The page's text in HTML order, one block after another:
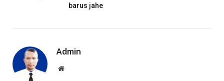
barus jahe
Admin
Website